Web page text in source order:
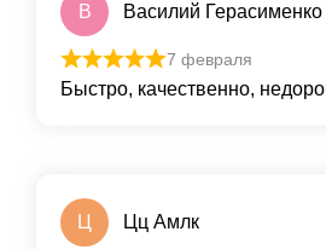
В Василий Герасименко
7 февраля
Быстро, качественно,
Ц Цц Амлк